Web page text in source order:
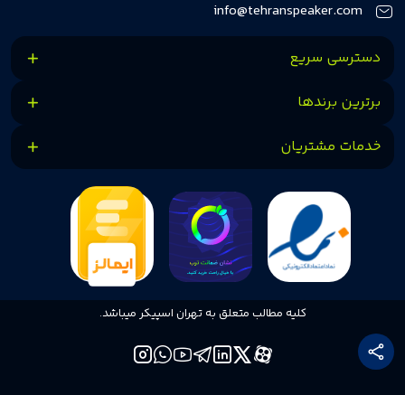
کنیم.info@tehranspeaker.com
دسترسی سریع
برترین برندها
خدمات مشتریان
کلیه مطالب متعلق به تهران اسپیکر میباشد.